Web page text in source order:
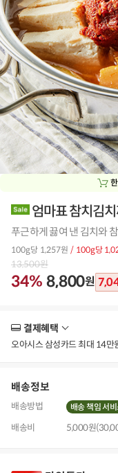
엄마표 참치김
푸근하게 끓여 낸 김치와
100g당 1,257원 / 100g당
13,500원
34% 8,800원
결제혜택
보
오아시스 삼성카드 최대 14만
배송정보
배송방법 배송 책임 서
배송비
5,000원